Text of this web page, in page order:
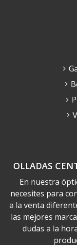
OLLADAS
En nuestra
necesites para
a la venta
las mejores
dudas a la